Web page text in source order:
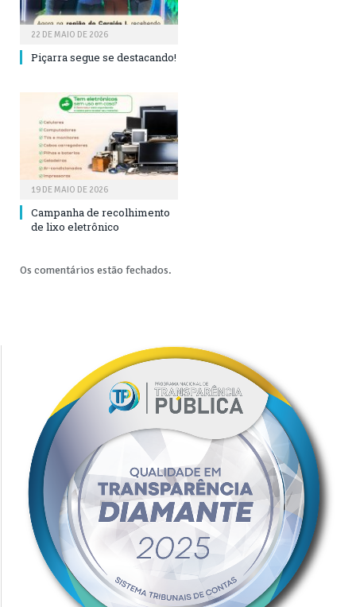
22 DE MAIO DE 2026
Piçarra segue se destacando!
19 DE MAIO DE 2026
Campanha de recolhimento
de lixo eletrônico
Os comentários estão fechados.